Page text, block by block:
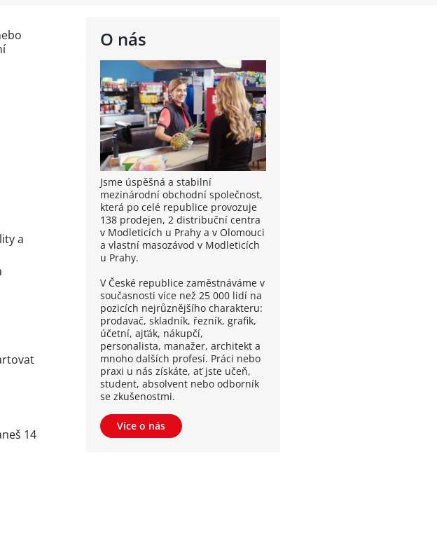
O nás
Jsme úspěšná a stabilní
mezinárodní obchodní společnost,
která po celé republice provozuje
138 prodejen, 2 distribuční centra
v Modleticích u Prahy a v Olomouci
a vlastní masozávod v Modleticích
u Prahy.
V České republice zaměstnáváme v
současnosti více než 25 000 lidí na
pozicích nejrůznějšího charakteru:
prodavač, skladník, řezník, grafik,
účetní, ajťák, nákupčí,
personalista, manažer, architekt a
mnoho dalších profesí. Práci nebo
praxi u nás získáte, ať jste učeň,
student, absolvent nebo odborník
se zkušenostmi.
Více o nás
a
14